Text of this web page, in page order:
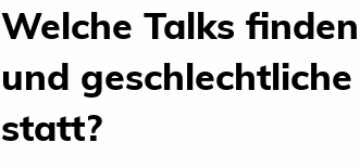
Welche Talks
und
statt?